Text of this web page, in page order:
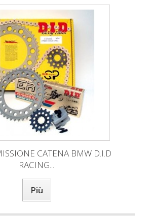
CATENA BMW D.I.D
RACING...
Più